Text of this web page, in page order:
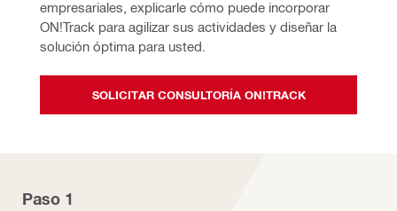
empresariales, explicarle cómo puede incorporar
ON!Track para agilizar sus actividades y diseñar la
solución óptima para usted.
SOLICITAR CONSULTORÍA ON!TRACK
Paso 1